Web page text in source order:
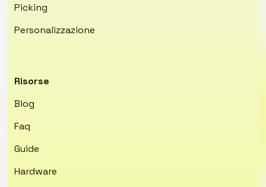
Picking
Personalizzazione
Risorse
Blog
Faq
Guide
Hardware